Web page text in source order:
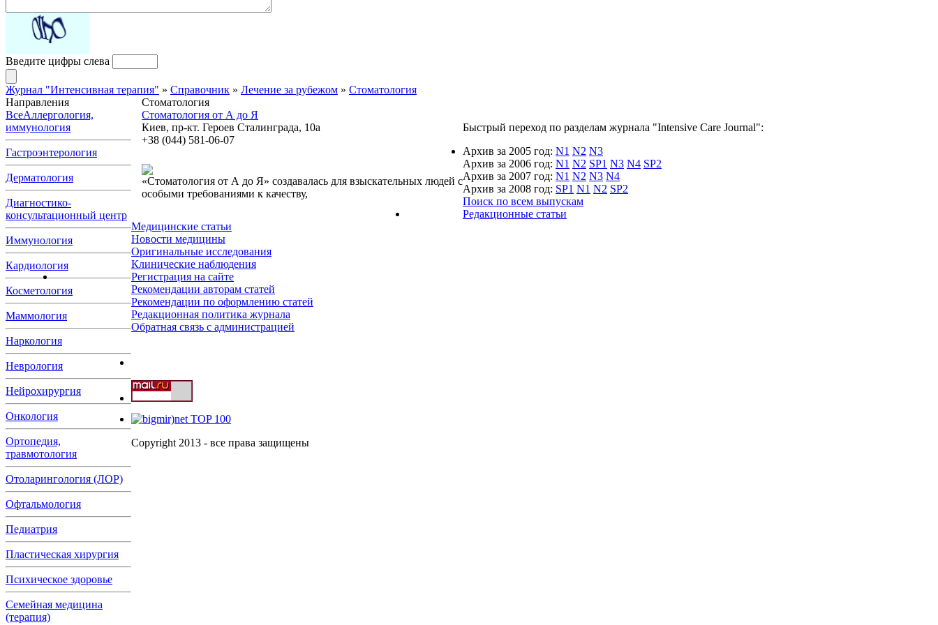
Введите цифры слева
Журнал "Интенсивная терапия" » Справочник » Лечение за рубежом » Стоматология
Направления
ВсеАллергология,
иммунология
Гастроэнтерология
Дерматология
Диагностико-
консультационный центр
Иммунология
Кардиология
Косметология
Маммология
Наркология
Неврология
Нейрохирургия
Онкология
Ортопедия,
травмотология
Отоларингология (ЛОР)
Офтальмология
Педиатрия
Пластическая хирургия
Психическое здоровье
Семейная медицина
(терапия)
Стоматология
Стоматология от А до Я
Киев, пр-кт. Героев Сталинграда, 10а
+38 (044) 581-06-07
«Стоматология от А до Я» создавалась для взыскательных людей с
особыми требованиями к качеству,
Быстрый переход по разделам журнала "Intensive Care Journal":
Архив за 2005 год: N1 N2 N3
Архив за 2006 год: N1 N2 SP1 N3 N4 SP2
Архив за 2007 год: N1 N2 N3 N4
Архив за 2008 год: SP1 N1 N2 SP2
Поиск по всем выпускам
Редакционные статьи
Медицинские статьи
Новости медицины
Оригинальные исследования
Клинические наблюдения
Регистрация на сайте
Рекомендации авторам статей
Рекомендации по оформлению статей
Редакционная политика журнала
Обратная связь с администрацией
Copyright 2013 - все права защищены